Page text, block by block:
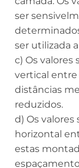
ser
ser utilizada
c) Os valores
vertical entre
distâncias
reduzidos.
d) Os valores
horizontal
estas